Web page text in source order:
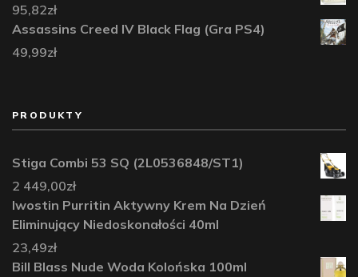
95,82zł
Assassins Creed IV Black Flag (Gra PS4)
49,99zł
PRODUKTY
Stiga Combi 53 SQ (2L0536848/ST1)
2 449,00zł
Iwostin Purritin Aktywny Krem Na Dzień
Eliminujący Niedoskonałości 40ml
23,49zł
Bill Blass Nude Woda Kolońska 100ml